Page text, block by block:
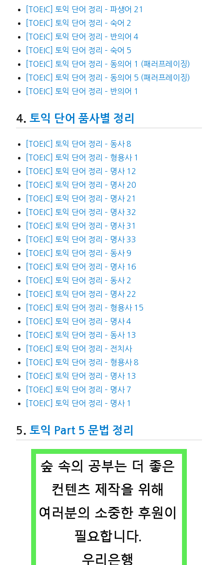
[TOEIC] 토익 단어 정리 – 파생어 21
[TOEIC] 토익 단어 정리 – 숙어 2
[TOEIC] 토익 단어 정리 – 반의어 4
[TOEIC] 토익 단어 정리 – 숙어 5
[TOEIC] 토익 단어 정리 – 동의어 1 (패러프레이징)
[TOEIC] 토익 단어 정리 – 동의어 5 (패러프레이징)
[TOEIC] 토익 단어 정리 – 반의어 1
토익 단어 품사별 정리
[TOEIC] 토익 단어 정리 – 동사 8
[TOEIC] 토익 단어 정리 – 형용사 1
[TOEIC] 토익 단어 정리 – 명사 12
[TOEIC] 토익 단어 정리 – 명사 20
[TOEIC] 토익 단어 정리 – 명사 21
[TOEIC] 토익 단어 정리 – 명사 32
[TOEIC] 토익 단어 정리 – 명사 31
[TOEIC] 토익 단어 정리 – 명사 33
[TOEIC] 토익 단어 정리 – 동사 9
[TOEIC] 토익 단어 정리 – 명사 16
[TOEIC] 토익 단어 정리 – 동사 2
[TOEIC] 토익 단어 정리 – 명사 22
[TOEIC] 토익 단어 정리 – 형용사 15
[TOEIC] 토익 단어 정리 – 명사 4
[TOEIC] 토익 단어 정리 – 동사 13
[TOEIC] 토익 단어 정리 – 전치사
[TOEIC] 토익 단어 정리 – 형용사 8
[TOEIC] 토익 단어 정리 – 명사 13
[TOEIC] 토익 단어 정리 – 명사 7
[TOEIC] 토익 단어 정리 – 명사 1
토익 Part 5 문법 정리